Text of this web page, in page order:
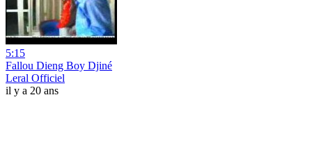
5:15
Fallou Dieng Boy Djiné
Leral Officiel
il y a 20 ans